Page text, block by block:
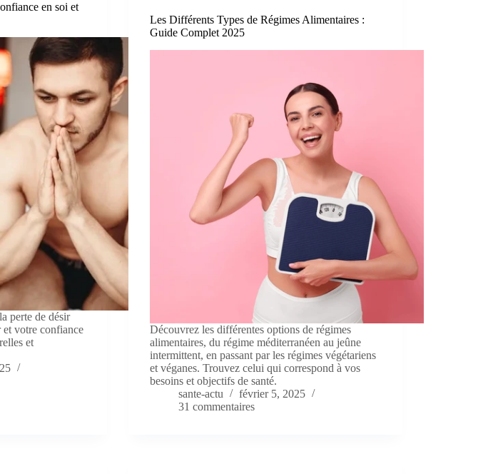
en soi et
perte de désir
votre confiance
et
Les Différents Types de Régimes Alimentaires :
Guide Complet 2025
Découvrez les différentes options de régimes
alimentaires, du régime méditerranéen au jeûne
intermittent, en passant par les régimes végétariens
et véganes. Trouvez celui qui correspond à vos
besoins et objectifs de santé.
sante-actu
février 5, 2025
31 commentaires